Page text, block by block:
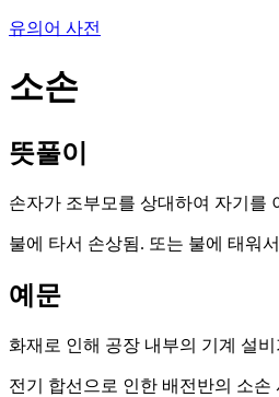
유의어 사전
소손
뜻풀이
손자가 조부모를 상대하여 자기를
불에 타서 손상됨. 또는 불에 태워
예문
화재로 인해 공장 내부의 기계 설
전기 합선으로 인한 배전반의 소손